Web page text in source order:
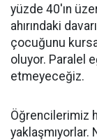
yüzde 40'ın
ahırındaki
çocuğunu
oluyor. Paralel
etmeyeceğiz.
Öğrencilerimiz
yaklaşmıyorlar.